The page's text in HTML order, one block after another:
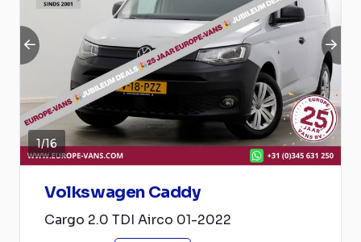
1/16
Volkswagen Caddy
Cargo 2.0 TDI Airco 01-2022